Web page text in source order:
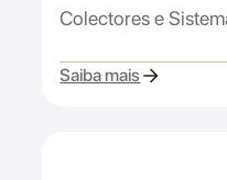
Colectores e
Saiba mais